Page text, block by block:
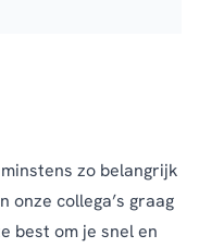
zo belangrijk
onze collega’s graag
best om je snel en